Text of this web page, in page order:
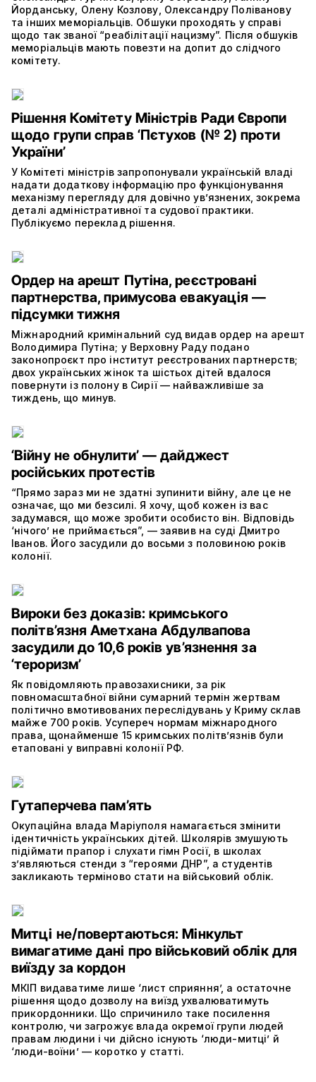
Йорданську, Олену Козлову, Олександру Поліванову
та інших меморіальців. Обшуки проходять у справі
щодо так званої “реабілітації нацизму”. Після обшуків
меморіальців мають повезти на допит до слідчого
комітету.
Рішення Комітету Міністрів Ради Європи
щодо групи справ ‘Пєтухов (№ 2) проти
України’
У Комітеті міністрів запропонували українській владі
надати додаткову інформацію про функціонування
механізму перегляду для довічно ув’язнених, зокрема
деталі адміністративної та судової практики.
Публікуємо переклад рішення.
Ордер на арешт Путіна, реєстровані
партнерства, примусова евакуація —
підсумки тижня
Міжнародний кримінальний суд видав ордер на арешт
Володимира Путіна; у Верховну Раду подано
законопроєкт про інститут реєстрованих партнерств;
двох українських жінок та шістьох дітей вдалося
повернути із полону в Сирії — найважливіше за
тиждень, що минув.
‘Війну не обнулити’ — дайджест
російських протестів
“Прямо зараз ми не здатні зупинити війну, але це не
означає, що ми безсилі. Я хочу, щоб кожен із вас
задумався, що може зробити особисто він. Відповідь
‘нічого’ не приймається”, — заявив на суді Дмитро
Іванов. Його засудили до восьми з половиною років
колонії.
Вироки без доказів: кримського
політв’язня Аметхана Абдулвапова
засудили до 10,6 років ув’язнення за
‘тероризм’
Як повідомляють правозахисники, за рік
повномасштабної війни сумарний термін жертвам
політично вмотивованих переслідувань у Криму склав
майже 700 років. Усупереч нормам міжнародного
права, щонайменше 15 кримських політв’язнів були
етаповані у виправні колонії РФ.
Гутаперчева пам’ять
Окупаційна влада Маріуполя намагається змінити
ідентичність українських дітей. Школярів змушують
підіймати прапор і слухати гімн Росії, в школах
з’являються стенди з “героями ДНР”, а студентів
закликають терміново стати на військовий облік.
Митці не/повертаються: Мінкульт
вимагатиме дані про військовий облік для
виїзду за кордон
МКІП видаватиме лише ‘лист сприяння’, а остаточне
рішення щодо дозволу на виїзд ухвалюватимуть
прикордонники. Що спричинило таке посилення
контролю, чи загрожує влада окремої групи людей
правам людини і чи дійсно існують ‘люди-митці’ й
‘люди-воїни’ — коротко у статті.